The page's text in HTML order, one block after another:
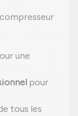
une
pour
tous les